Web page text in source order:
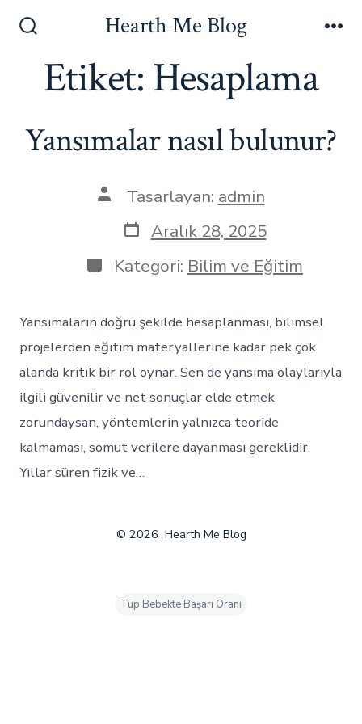
atla
Çubuğunu
Göster/Gizle
Hearth Me Blog
Etiket: Hesaplama
Yansımalar nasıl bulunur?
YazınınTasarlayan: admin
Yazı
tarihi
Aralık 28, 2025
Kategoriler
Kategori: Bilim ve Eğitim
Yansımaların doğru şekilde hesaplanması, bilimsel
projelerden eğitim materyallerine kadar pek çok
alanda kritik bir rol oynar. Sen de yansıma olaylarıyla
ilgili güvenilir ve net sonuçlar elde etmek
zorundaysan, yöntemlerin yalnızca teoride
kalmaması, somut verilere dayanması gereklidir.
Yıllar süren fizik ve…
© 2026 Hearth Me Blog
Tüp Bebekte Başarı Oranı